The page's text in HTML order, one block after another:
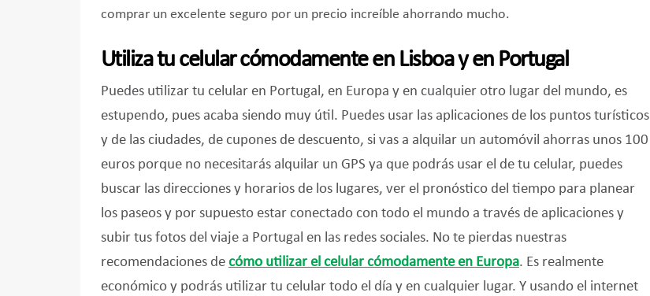
comprar un excelente seguro por un precio increíble ahorrando mucho.
Utiliza tu celular cómodamente en Lisboa y en Portugal
Puedes utilizar tu celular en Portugal, en Europa y en cualquier otro lugar del mundo, es
estupendo, pues acaba siendo muy útil. Puedes usar las aplicaciones de los puntos turísticos
y de las ciudades, de cupones de descuento, si vas a alquilar un automóvil ahorras unos 100
euros porque no necesitarás alquilar un GPS ya que podrás usar el de tu celular, puedes
buscar las direcciones y horarios de los lugares, ver el pronóstico del tiempo para planear
los paseos y por supuesto estar conectado con todo el mundo a través de aplicaciones y
subir tus fotos del viaje a Portugal en las redes sociales. No te pierdas nuestras
recomendaciones de cómo utilizar el celular cómodamente en Europa. Es realmente
económico y podrás utilizar tu celular todo el día y en cualquier lugar. Y usando el internet